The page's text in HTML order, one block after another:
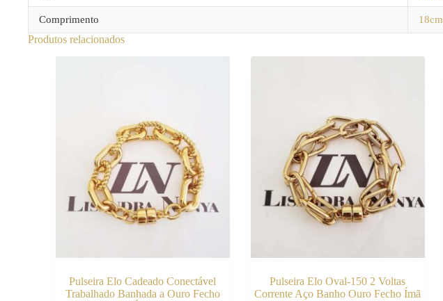
Comprimento 18cm
Produtos relacionados
Pulseira Elo Cadeado Conectável
Trabalhado Banhada a Ouro Fecho
Pulseira Elo Oval-150 2 Voltas
Corrente Aço Banho Ouro Fecho Ímã